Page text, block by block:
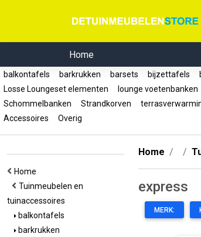
Home
balkontafels barkrukken barsets bijzettafels
Losse Loungeset elementen
lounge voetenbanken
Schommelbanken
Strandkorven
Accessoires
Overig
Home
Tuinmeubelen en
tuinaccessoires
balkontafels
barkrukken
Home
express
MERK: